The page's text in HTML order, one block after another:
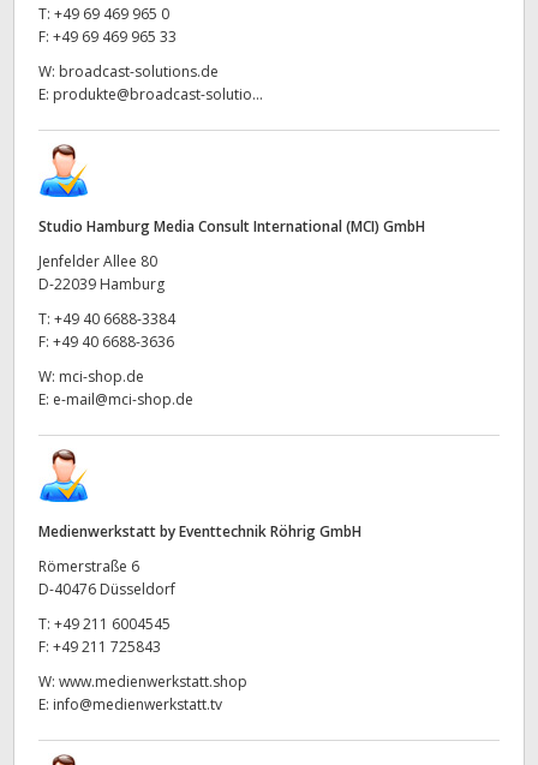
T: +49 69 469 965 0
F: +49 69 469 965 33
W: broadcast-solutions.de
E: produkte@broadcast-solutio...
Studio Hamburg Media Consult International (MCI) GmbH
Jenfelder Allee 80
D-22039 Hamburg
T: +49 40 6688-3384
F: +49 40 6688-3636
W: mci-shop.de
E: e-mail@mci-shop.de
Medienwerkstatt by Eventtechnik Röhrig GmbH
Römerstraße 6
D-40476 Düsseldorf
T: +49 211 6004545
F: +49 211 725843
W: www.medienwerkstatt.shop
E: info@medienwerkstatt.tv